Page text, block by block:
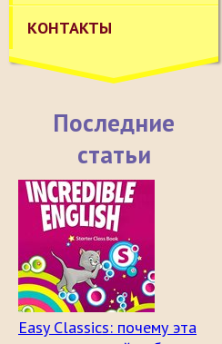
КОНТАКТЫ
Последние
статьи
Easy Classics: почему эта